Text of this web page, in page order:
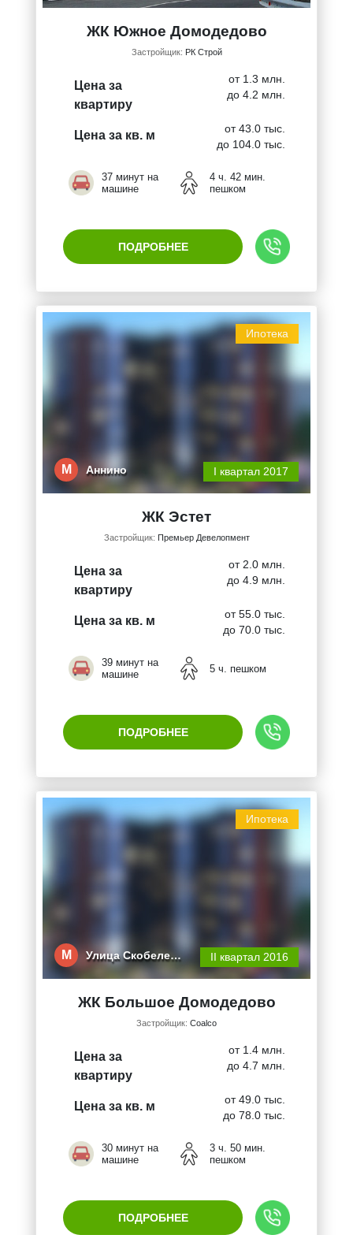
ЖК Южное Домодедово
Застройщик: РК Строй
Цена за
квартиру
от 1.3 млн.
до 4.2 млн.
Цена за кв. м
от 43.0 тыс.
до 104.0 тыс.
37 минут на
машине
4 ч. 42 мин.
пешком
ПОДРОБНЕЕ
Ипотека
М Аннино I квартал 2017
ЖК Эстет
Застройщик: Премьер Девелопмент
Цена за
квартиру
от 2.0 млн.
до 4.9 млн.
Цена за кв. м
от 55.0 тыс.
до 70.0 тыс.
39 минут на
машине
5 ч. пешком
ПОДРОБНЕЕ
Ипотека
М Улица Скобеле… II квартал 2016
ЖК Большое Домодедово
Застройщик: Coalco
Цена за
квартиру
от 1.4 млн.
до 4.7 млн.
Цена за кв. м
от 49.0 тыс.
до 78.0 тыс.
30 минут на
машине
3 ч. 50 мин.
пешком
ПОДРОБНЕЕ